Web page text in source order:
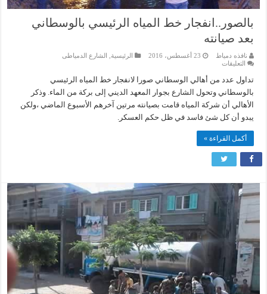
بالصور..انفجار خط المياه الرئيسي بالوسطاني
بعد صيانته
نافذه دمياط 23 أغسطس، 2016 الرئيسية
الشارع الدمياطى
التعليقاتعلى
المياه
الرئيسي
بالوسطاني
بعد
صيانته
تداول عدد من أهالي الوسطاني صورا لانفجار خط المياه الرئيسي
بالوسطاني وتحول الشارع بجوار المعهد الديني إلى بركة من الماء. وذكر
الأهالي أن شركة المياه قامت بصيانته مرتين آخرهم الأسبوع الماضي ،ولكن
يبدو أن كل شئ فاسد في ظل حكم العسكر.
أكمل القراءة »